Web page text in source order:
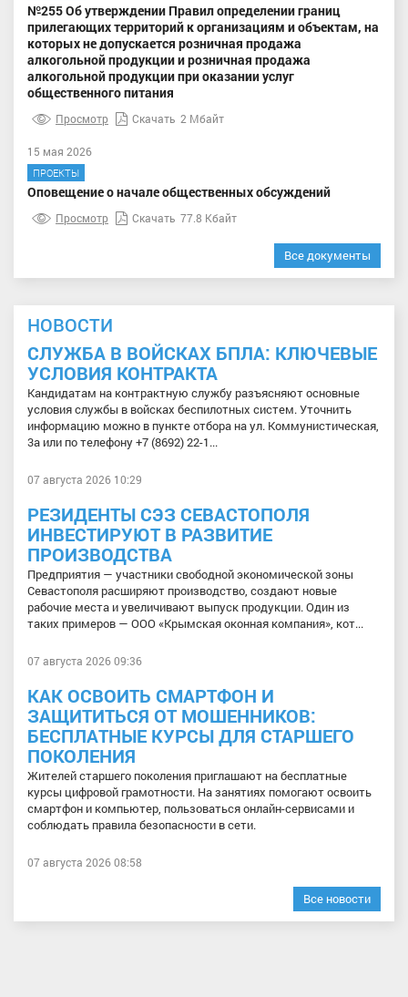
№255 Об утверждении Правил определении границ
прилегающих территорий к организациям и объектам, на
которых не допускается розничная продажа
алкогольной продукции и розничная продажа
алкогольной продукции при оказании услуг
общественного питания
Просмотр Скачать 2 Мбайт
15 мая 2026
ПРОЕКТЫ
Оповещение о начале общественных обсуждений
Просмотр Скачать 77.8 Кбайт
Все документы
НОВОСТИ
СЛУЖБА В ВОЙСКАХ БПЛА: КЛЮЧЕВЫЕ
УСЛОВИЯ КОНТРАКТА
Кандидатам на контрактную службу разъясняют основные
условия службы в войсках беспилотных систем. Уточнить
информацию можно в пункте отбора на ул. Коммунистическая,
3а или по телефону +7 (8692) 22-1...
07 августа 2026 10:29
РЕЗИДЕНТЫ СЭЗ СЕВАСТОПОЛЯ
ИНВЕСТИРУЮТ В РАЗВИТИЕ
ПРОИЗВОДСТВА
Предприятия — участники свободной экономической зоны
Севастополя расширяют производство, создают новые
рабочие места и увеличивают выпуск продукции. Один из
таких примеров — ООО «Крымская оконная компания», кот...
07 августа 2026 09:36
КАК ОСВОИТЬ СМАРТФОН И
ЗАЩИТИТЬСЯ ОТ МОШЕННИКОВ:
БЕСПЛАТНЫЕ КУРСЫ ДЛЯ СТАРШЕГО
ПОКОЛЕНИЯ
Жителей старшего поколения приглашают на бесплатные
курсы цифровой грамотности. На занятиях помогают освоить
смартфон и компьютер, пользоваться онлайн-сервисами и
соблюдать правила безопасности в сети.
07 августа 2026 08:58
Все новости